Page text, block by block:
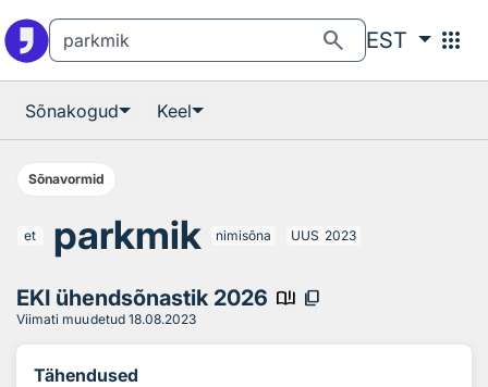
search EST apps
Sõnakogud Keel
Sõnavormid
et parkmik nimisõna UUS 2023
EKI ühendsõnastik 2026 book_ribbon content_copy
Viimati muudetud 18.08.2023
Tähendused